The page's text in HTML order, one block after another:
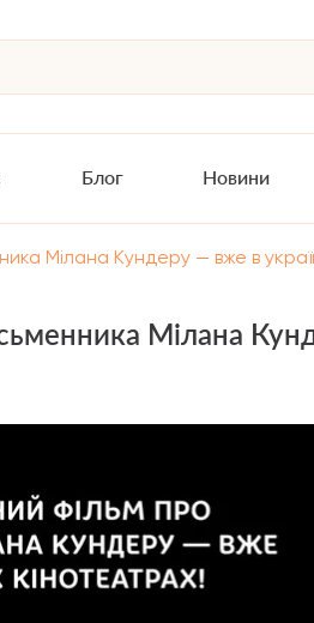
Блог Новини
Мілана Кундеру — вже в
Мілана